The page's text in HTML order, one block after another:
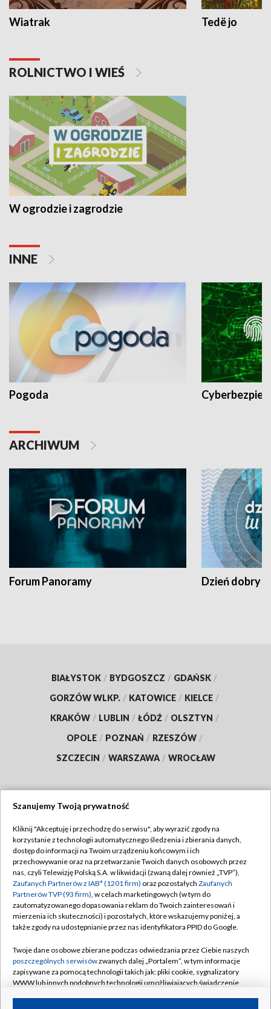
Wiatrak Tedë jo
ROLNICTWO I WIEŚ
W ogrodzie i zagrodzie
INNE
Pogoda
ARCHIWUM
Forum Panoramy Dzień dobry
BIAŁYSTOK / BYDGOSZCZ / GDAŃSK /
GORZÓW WLKP. / KATOWICE / KIELCE /
KRAKÓW / LUBLIN / ŁÓDŹ / OLSZTYN /
OPOLE / POZNAŃ / RZESZÓW /
SZCZECIN / WARSZAWA / WROCŁAW
TVP
Abonament TVP
Emisja w TVP
Centrum informacji TVP
Naziemna Telewizja Cyfrowa
Rada Programowa
System NOS
Informacje o nadawcy
Regulamin TVP
Polityka prywatności
Moje zgody
Pomoc
Kontakt
Kanały
Szanujemy Twoją prywatność
Kliknij "Akceptuję i przechodzę do serwisu", aby wyrazić zgody na
korzystanie z technologii automatycznego śledzenia i zbierania danych,
dostęp do informacji na Twoim urządzeniu końcowym i ich
przechowywanie oraz na przetwarzanie Twoich danych osobowych przez
nas, czyli Telewizję Polską S.A. w likwidacji (zwaną dalej również „TVP”),
Zaufanych Partnerów z IAB* (1201 firm) oraz pozostałych Zaufanych
Partnerów TVP (93 firm), w celach marketingowych (w tym do
zautomatyzowanego dopasowania reklam do Twoich zainteresowań i
mierzenia ich skuteczności) i pozostałych, które wskazujemy poniżej, a
także zgody na udostępnianie przez nas identyfikatora PPID do Google.
Twoje dane osobowe zbierane podczas odwiedzania przez Ciebie naszych
poszczególnych serwisówzwanych dalej „Portalem”, w tym informacje
zapisywane za pomocą technologii takich jak: pliki cookie, sygnalizatory
WWW lub innych podobnych technologii umożliwiających świadczenie